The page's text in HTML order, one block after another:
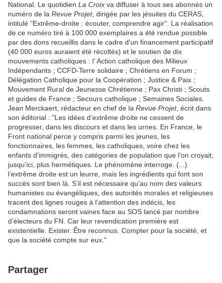
National. Le quotidien La Croix va diffuser à tous ses abonnés un
numéro de la Revue Projet, dirigée par les jésuites du CERAS,
intitulé "Extrême-droite : écouter, comprendre agir". La réalisation
de ce numéro tiré à 100 000 exemplaires a été rendue possible
par des dons recueillis dans le cadre d'un financement participatif
(40 000 euros auraient été récoltés) et le soutien de dix
mouvements catholiques : l' Action catholique des Milieux
Indépendants ; CCFD-Terre solidaire ; Chrétiens en Forum ;
Délégation Catholique pour la Coopération ; Justice & Paix ;
Mouvement Rural de Jeunesse Chrétienne ; Pax Christi ; Scouts
et guides de France ; Secours catholique ; Semaines Sociales.
Jean Merckaert, rédacteur en chef de la Revue Projet, écrit dans
son éditorial : "Les idées d’extrême droite ne cessent de
progresser, dans les discours et dans les urnes. En France, le
Front national perce y compris parmi les jeunes, les
fonctionnaires, les femmes, les catholiques, voire chez les
enfants d’immigrés, des catégories de population que l’on croyait,
jusqu’ici, plus hermétiques. Le phénomène interroge. (...)
l’extrême droite est un leurre, mais les ingrédients qui font son
succès sont bien là. S’il est nécessaire qu’au nom des valeurs
humanistes ou évangéliques, des autorités morales et religieuses
tracent des lignes rouges à l’attention des indécis, les
condamnations seront vaines face au SOS lancé par nombre
d’électeurs du FN. Car leur revendication première est
existentielle. Exister. Être reconnus. Compter pour la société, et
que la société compte sur eux."
Partager